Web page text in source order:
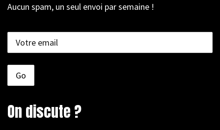
Aucun spam, un seul envoi par semaine !
On discute ?